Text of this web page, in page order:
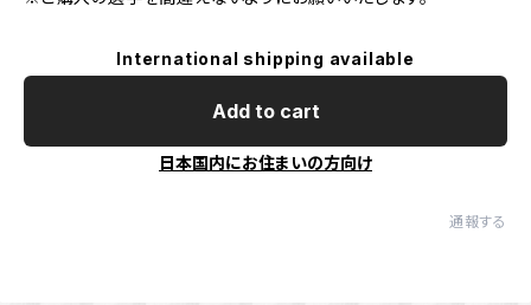
International shipping available
Add to cart
日本国内にお住まいの方向け
通報する